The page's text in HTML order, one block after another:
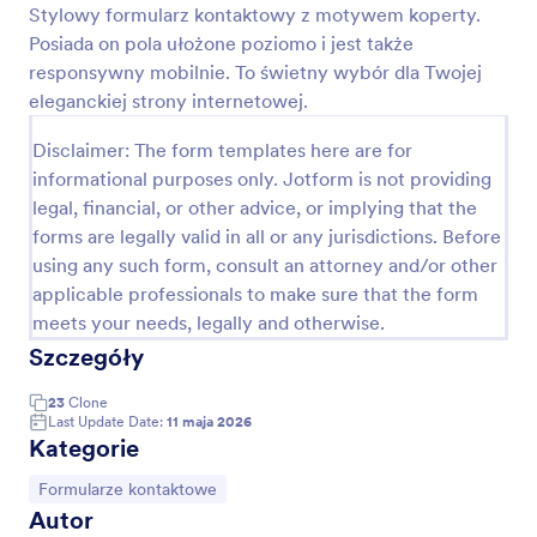
Stylowy formularz kontaktowy z motywem koperty.
Posiada on pola ułożone poziomo i jest także
responsywny mobilnie. To świetny wybór dla Twojej
eleganckiej strony internetowej.
Disclaimer: The form templates here are for
informational purposes only. Jotform is not providing
legal, financial, or other advice, or implying that the
forms are legally valid in all or any jurisdictions. Before
using any such form, consult an attorney and/or other
applicable professionals to make sure that the form
meets your needs, legally and otherwise.
Szczegóły
23 Clone
Last Update Date: 11 maja 2026
Kategorie
Go to Category:
Formularze kontaktowe
Autor
Podgląd